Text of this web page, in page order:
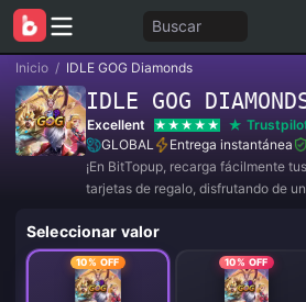
Buscar
Inicio / IDLE GOG Diamonds
IDLE GOG
Excellent
GLOBAL
Entrega instantánea
¡En BitTopup, recarga fácilmente
tarjetas de regalo, disfrutando de
Seleccionar valor
10% OFF 10% OFF